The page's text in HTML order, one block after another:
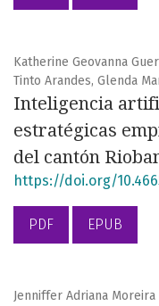
Katherine Geovanna
Tinto Arandes, Glenda
Inteligencia
estratégicas
del cantón
https://doi.org/
PDF EPUB
Jenniffer Adriana